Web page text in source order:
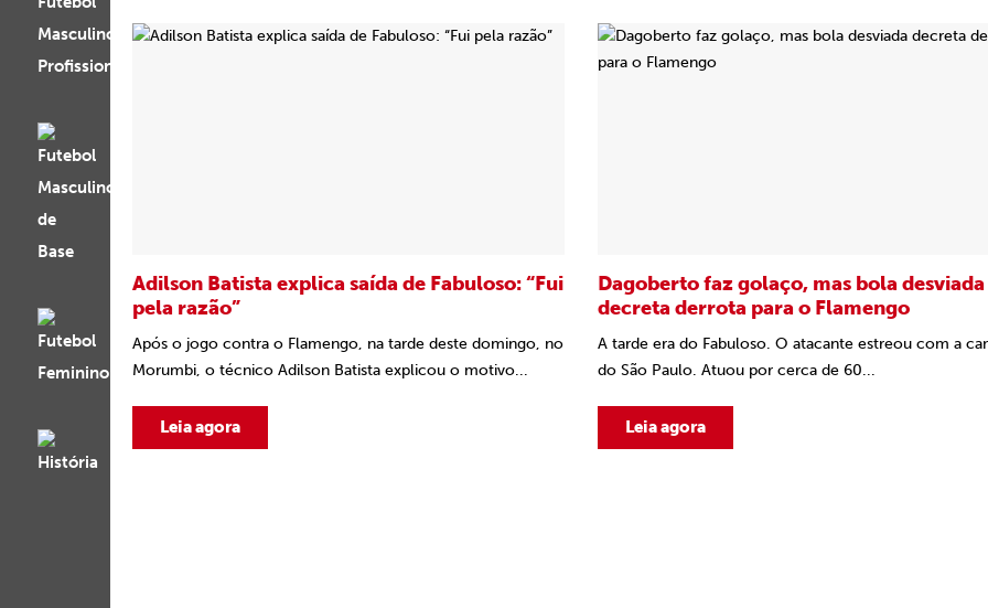
Adilson Batista explica saída de Fabuloso: “Fui
pela razão”
Após o jogo contra o Flamengo, na tarde deste domingo, no
Morumbi, o técnico Adilson Batista explicou o motivo...
Leia agora
Dagoberto faz golaço, mas bola desviada
decreta derrota para o Flamengo
A tarde era do Fabuloso. O atacante estreou com a
do São Paulo. Atuou por cerca de 60...
Leia agora